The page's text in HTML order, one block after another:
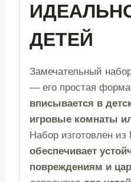
ДЕТЕЙ
Замечательный
— его простая форма
вписывается в
игровые комнаты
Набор изготовлен
обеспечивает
повреждениям и